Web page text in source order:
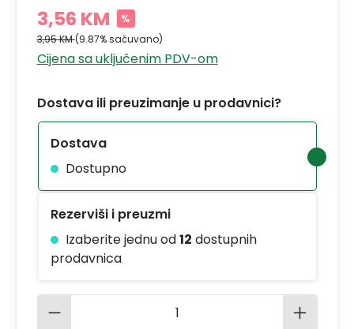
3,56 KM %
3,95 KM(9.87% sačuvano)
Cijena sa uključenim PDV-om
Dostava ili preuzimanje u prodavnici?
Dostava
Dostupno
Rezerviši i preuzmi
Izaberite jednu od12 dostupnih
prodavnica
Količina proizvoda: Unesite